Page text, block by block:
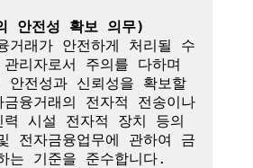
안전성 확보 의무)
거래가 안전하게 처리될 수
리자로서 주의를 다하며
안전성과 신뢰성을 확보할
융거래의 전자적 전송이나
력 시설 전자적 장치 등의
전자금융업무에 관하여 금
는 기준을 준수합니다.